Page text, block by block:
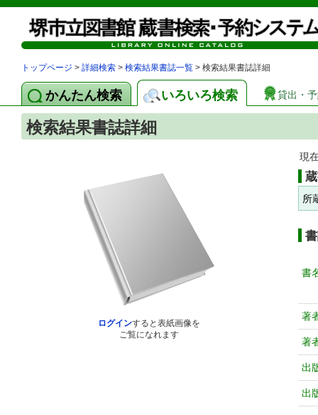
トップページ > 詳細検索 > 検索結果書誌一覧 > 検索結果書誌詳細
かんたん検索 いろいろ検索 貸出・
検索結果書誌詳細
ログインすると表紙画像を
ご覧になれます
現
所
書
著
著
出
出